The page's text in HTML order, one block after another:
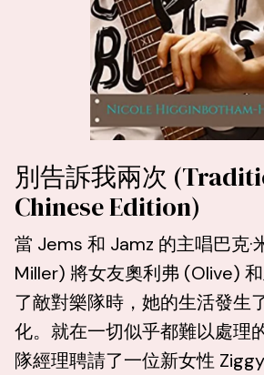
別告訴我兩次
Chinese Edition)
當 Jems 和 Jamz 的主唱巴克·
Miller) 將女友奧利弗 (Olive)
了敵對樂隊時，她的生活發生
化。就在一切似乎都難以處理
隊經理聘請了一位新女性